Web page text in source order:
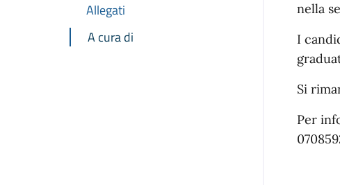
Allegati
A cura di
nella
I
Si
Per